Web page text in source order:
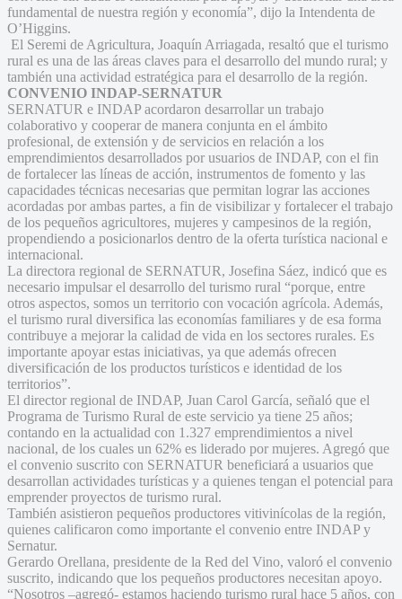
fundamental de nuestra región y economía”, dijo la Intendenta de
O’Higgins.
El Seremi de Agricultura, Joaquín Arriagada, resaltó que el turismo
rural es una de las áreas claves para el desarrollo del mundo rural; y
también una actividad estratégica para el desarrollo de la región.
CONVENIO INDAP-SERNATUR
SERNATUR e INDAP acordaron desarrollar un trabajo
colaborativo y cooperar de manera conjunta en el ámbito
profesional, de extensión y de servicios en relación a los
emprendimientos desarrollados por usuarios de INDAP, con el fin
de fortalecer las líneas de acción, instrumentos de fomento y las
capacidades técnicas necesarias que permitan lograr las acciones
acordadas por ambas partes, a fin de visibilizar y fortalecer el trabajo
de los pequeños agricultores, mujeres y campesinos de la región,
propendiendo a posicionarlos dentro de la oferta turística nacional e
internacional.
La directora regional de SERNATUR, Josefina Sáez, indicó que es
necesario impulsar el desarrollo del turismo rural “porque, entre
otros aspectos, somos un territorio con vocación agrícola. Además,
el turismo rural diversifica las economías familiares y de esa forma
contribuye a mejorar la calidad de vida en los sectores rurales. Es
importante apoyar estas iniciativas, ya que además ofrecen
diversificación de los productos turísticos e identidad de los
territorios”.
El director regional de INDAP, Juan Carol García, señaló que el
Programa de Turismo Rural de este servicio ya tiene 25 años;
contando en la actualidad con 1.327 emprendimientos a nivel
nacional, de los cuales un 62% es liderado por mujeres. Agregó que
el convenio suscrito con SERNATUR beneficiará a usuarios que
desarrollan actividades turísticas y a quienes tengan el potencial para
emprender proyectos de turismo rural.
También asistieron pequeños productores vitivinícolas de la región,
quienes calificaron como importante el convenio entre INDAP y
Sernatur.
Gerardo Orellana, presidente de la Red del Vino, valoró el convenio
suscrito, indicando que los pequeños productores necesitan apoyo.
“Nosotros –agregó- estamos haciendo turismo rural hace 5 años, con